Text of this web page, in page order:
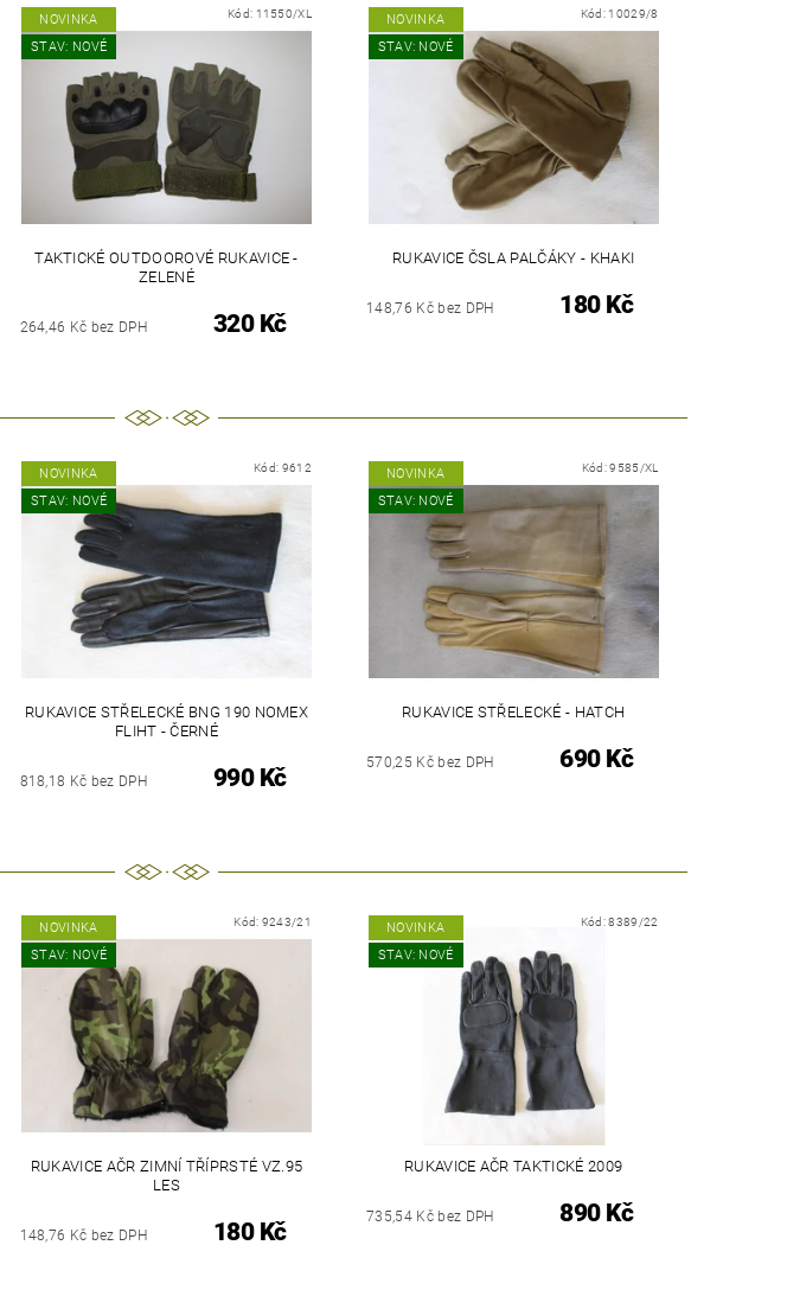
NOVINKA
STAV: NOVÉ
Kód: 11550/XL
TAKTICKÉ OUTDOOROVÉ RUKAVICE -
ZELENÉ
264,46 Kč bez DPH 320 Kč
NOVINKA
STAV: NOVÉ
Kód: 10029/8
RUKAVICE ČSLA PALČÁKY - KHAKI
148,76 Kč bez DPH 180 Kč
NOVINKA
STAV: NOVÉ
Kód: 9612
RUKAVICE STŘELECKÉ BNG 190 NOMEX
FLIHT - ČERNÉ
818,18 Kč bez DPH 990 Kč
NOVINKA
STAV: NOVÉ
Kód:9585/XL
RUKAVICE STŘELECKÉ - HATCH
570,25 Kč bez DPH 690 Kč
NOVINKA
STAV: NOVÉ
Kód: 9243/21
RUKAVICE AČR ZIMNÍ TŘÍPRSTÉ VZ.95
LES
148,76 Kč bez DPH 180 Kč
NOVINKA
STAV: NOVÉ
Kód:8389/22
RUKAVICE AČR TAKTICKÉ 2009
735,54 Kč bez DPH 890 Kč